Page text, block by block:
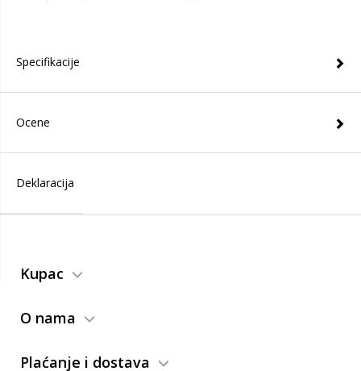
Specifikacije
Ocene
Deklaracija
Kupac
O nama
Plaćanje i dostava